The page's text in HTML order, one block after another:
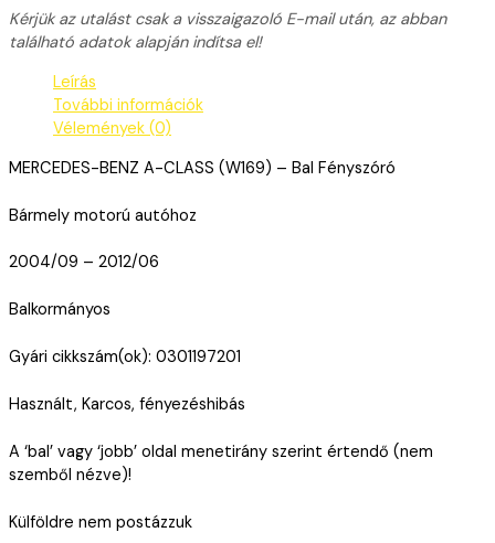
Kérjük az utalást csak a visszaigazoló E-mail után, az abban
található adatok alapján indítsa el!
Leírás
További információk
Vélemények (0)
MERCEDES-BENZ A-CLASS (W169) – Bal Fényszóró
Bármely motorú autóhoz
2004/09 – 2012/06
Balkormányos
Gyári cikkszám(ok): 0301197201
Használt, Karcos, fényezéshibás
A ‘bal’ vagy ‘jobb’ oldal menetirány szerint értendő (nem
szemből nézve)!
Külföldre nem postázzuk